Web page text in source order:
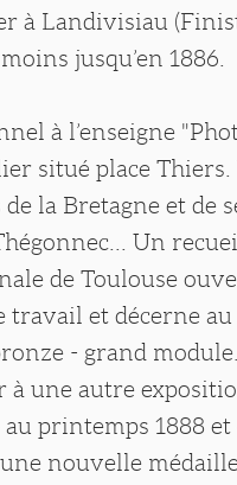
à Landivisiau
jusqu’en 1886.
à l’enseigne
situé place
la Bretagne et de
Un
de Toulouse
travail et décerne au
- grand
à une autre
printemps 1888 et
nouvelle